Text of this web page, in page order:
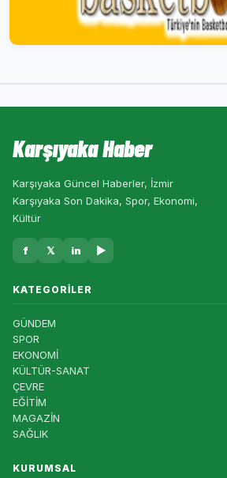
Karşıyaka Haber
Karşıyaka Güncel Haberler, İzmir
Karşıyaka Son Dakika, Spor, Ekonomi,
Kültür
f 𝕏 in ▶
KATEGORILER
GÜNDEM
SPOR
EKONOMİ
KÜLTÜR-SANAT
ÇEVRE
EĞİTİM
MAGAZİN
SAĞLIK
KURUMSAL